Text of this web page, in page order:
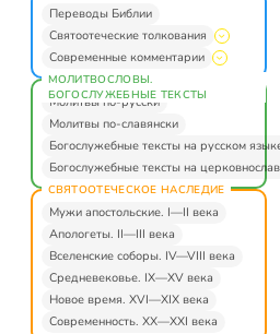
Переводы Библии
Святоотеческие толкования
Современные комментарии
МОЛИТВОСЛОВЫ.
БОГОСЛУЖЕБНЫЕ ТЕКСТЫ
Молитвы по-русски
Молитвы по-славянски
Богослужебные тексты на русском
Богослужебные тексты на
СВЯТООТЕЧЕСКОЕ НАСЛЕДИЕ
Мужи апостольские. I—II века
Апологеты. II—III века
Вселенские соборы. IV—VIII века
Средневековье. IX—XV века
Новое время. XVI—XIX века
Современность. XX—XXI века